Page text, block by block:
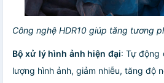
Công nghệ HDR10 giúp tăng tương
Bộ xử lý hình ảnh hiện đại: Tự động
lượng hình ảnh, giảm nhiễu, tăng độ